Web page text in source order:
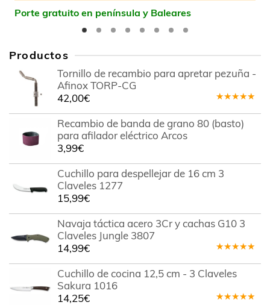
Porte gratuito en península y Baleares
Productos
Tornillo de recambio para apretar pezuña -
Afinox TORP-CG
en5.00de
5
42,00€
Recambio de banda de grano 80 (basto)
para afilador eléctrico Arcos
3,99€
Cuchillo para despellejar de 16 cm 3
Claveles 1277
15,99€
Navaja táctica acero 3Cr y cachas G10 3
Claveles Jungle 3807
en5.00de
5
14,99€
Cuchillo de cocina 12,5 cm - 3 Claveles
Sakura 1016
14,25€